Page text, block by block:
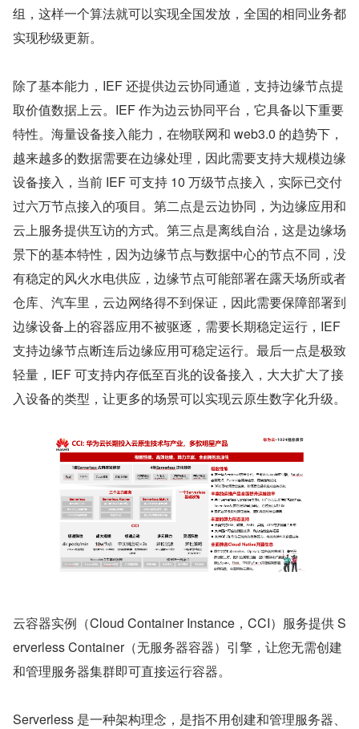
组，这样一个算法就可以实现全国发放，全国的相同业务都
实现秒级更新。
除了基本能力，IEF 还提供边云协同通道，支持边缘节点提
取价值数据上云。IEF 作为边云协同平台，它具备以下重要
特性。海量设备接入能力，在物联网和 web3.0 的趋势下，
越来越多的数据需要在边缘处理，因此需要支持大规模边缘
设备接入，当前 IEF 可支持 10 万级节点接入，实际已交付
过六万节点接入的项目。第二点是云边协同，为边缘应用和
云上服务提供互访的方式。第三点是离线自治，这是边缘场
景下的基本特性，因为边缘节点与数据中心的节点不同，没
有稳定的风火水电供应，边缘节点可能部署在露天场所或者
仓库、汽车里，云边网络得不到保证，因此需要保障部署到
边缘设备上的容器应用不被驱逐，需要长期稳定运行，IEF
支持边缘节点断连后边缘应用可稳定运行。最后一点是极致
轻量，IEF 可支持内存低至百兆的设备接入，大大扩大了接
入设备的类型，让更多的场景可以实现云原生数字化升级。
云容器实例（Cloud Container Instance，CCI）服务提供 S
erverless Container（无服务器容器）引擎，让您无需创建
和管理服务器集群即可直接运行容器。
Serverless 是一种架构理念，是指不用创建和管理服务器、